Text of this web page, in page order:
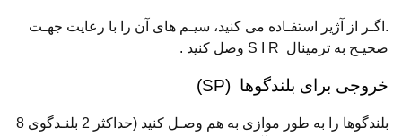
.اگـر از آژیر استفـاده می کنید، سیـم های آن را با رعایت جهـت
صحیـح به ترمینال S I R وصل کنید .
خروجی برای بلندگوها (SP)
بلندگوها را به طور موازی به هم وصـل کنید (حداکثر 2 بلنـدگوی 8